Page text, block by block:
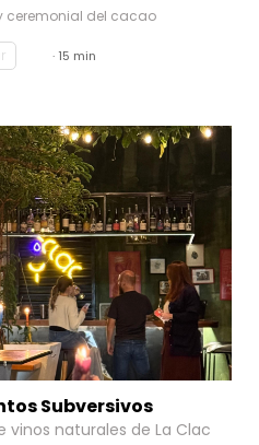
ceremonial del cacao
· 15 min
Subversivos
vinos naturales de La Clac